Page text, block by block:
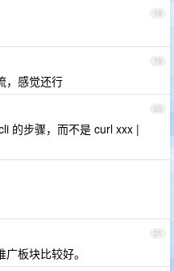
18
19
，感觉还行
20
的步骤，而不是 curl xxx |
21
板块比较好。